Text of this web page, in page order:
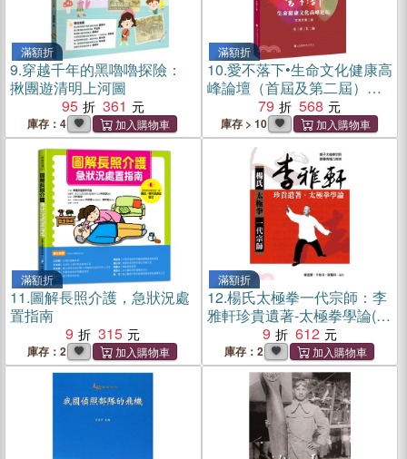
滿額折
9.穿越千年的黑嚕嚕探險：
揪團遊清明上河圖
95
361
庫存：4
滿額折
10.愛不落下•生命文化健康高
峰論壇（首屆及第二屆）實
錄彙編（簡體書）
79 568
庫存 > 10
滿額折
11.圖解長照介護，急狀況處
置指南
9
315
庫存：2
滿額折
12.楊氏太極拳一代宗師：李
雅軒珍貴遺著-太極拳學論(新
9 612
庫存：2